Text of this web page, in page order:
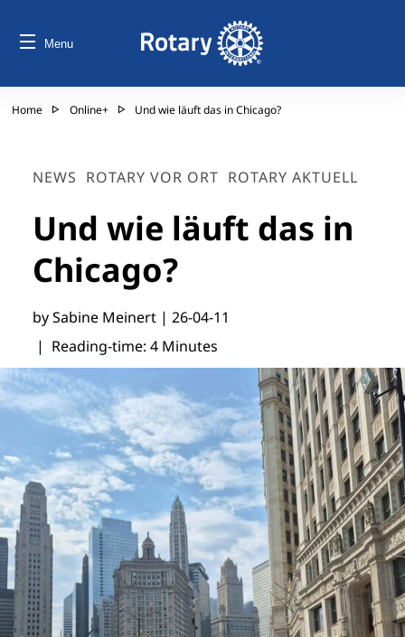
Menu
Home Online+ Und wie läuft das in Chicago?
NEWS ROTARY VOR ORT ROTARY AKTUELL
Und wie läuft das in
Chicago?
by Sabine Meinert | 26-04-11
| Reading-time: 4 Minutes